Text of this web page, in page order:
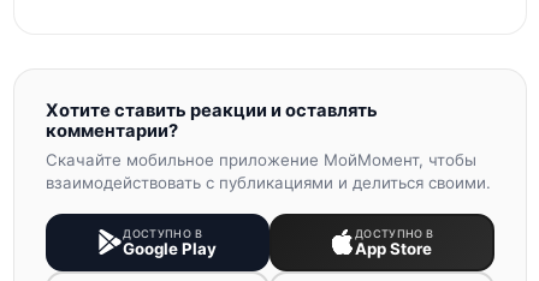
Хотите ставить реакции и оставлять
комментарии?
Скачайте мобильное приложение МойМомент, чтобы
взаимодействовать с публикациями и делиться своими.
ДОСТУПНО В
Google Play
ДОСТУПНО В
App Store